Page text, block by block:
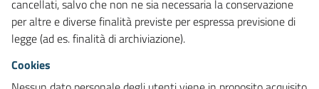
cancellati, salvo che non ne sia necessaria la conservazione
per altre e diverse finalità previste per espressa previsione di
legge (ad es. finalità di archiviazione).
Cookies